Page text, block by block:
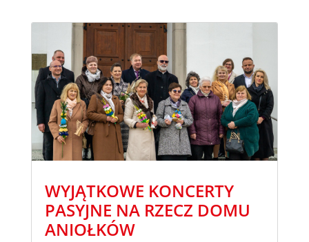
WYJĄTKOWE KONCERTY
PASYJNE NA RZECZ DOMU
ANIOŁKÓW